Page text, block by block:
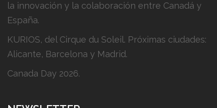
la innovación y la colaboración entre Canadá y
España.
KURIOS, del Cirque du Soleil. Próximas ciudades:
Alicante, Barcelona y Madrid.
Canada Day 2026.